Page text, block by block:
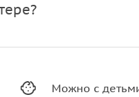
Можно с